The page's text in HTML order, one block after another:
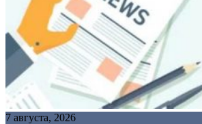
7 августа, 2026